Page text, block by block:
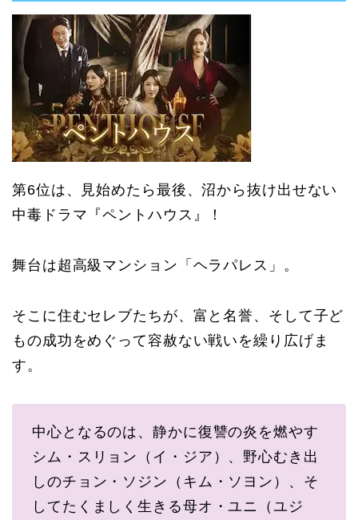
第6位は、見始めたら最後、沼から抜け出せない
中毒ドラマ『ペントハウス』！
舞台は超高級マンション「ヘラパレス」。
そこに住むセレブたちが、富と名誉、そして子ど
もの成功をめぐって容赦ない戦いを繰り広げま
す。
中心となるのは、静かに復讐の炎を燃やす
シム・スリョン（イ・ジア）、野心むき出
しのチョン・ソジン（キム・ソヨン）、そ
してたくましく生きる母オ・ユニ（ユジ